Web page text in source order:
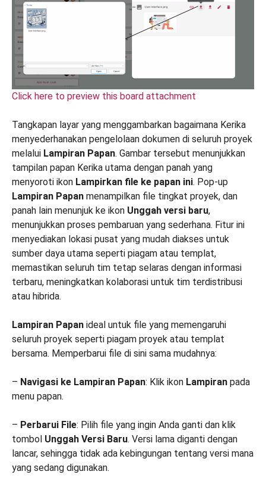
Click here to preview this board attachment
Tangkapan layar yang menggambarkan bagaimana Kerika
menyederhanakan pengelolaan dokumen di seluruh proyek
melalui Lampiran Papan. Gambar tersebut menunjukkan
tampilan papan Kerika utama dengan panah yang
menyoroti ikon Lampirkan file ke papan ini. Pop-up
Lampiran Papan menampilkan file tingkat proyek, dan
panah lain menunjuk ke ikon Unggah versi baru,
menunjukkan proses pembaruan yang sederhana. Fitur ini
menyediakan lokasi pusat yang mudah diakses untuk
sumber daya utama seperti piagam atau templat,
memastikan seluruh tim tetap selaras dengan informasi
terbaru, meningkatkan kolaborasi untuk tim terdistribusi
atau hibrida.
Lampiran Papan ideal untuk file yang memengaruhi
seluruh proyek seperti piagam proyek atau templat
bersama. Memperbarui file di sini sama mudahnya:
– Navigasi ke Lampiran Papan: Klik ikon Lampiran pada
menu papan.
– Perbarui File: Pilih file yang ingin Anda ganti dan klik
tombol Unggah Versi Baru. Versi lama diganti dengan
lancar, sehingga tidak ada kebingungan tentang versi mana
yang sedang digunakan.